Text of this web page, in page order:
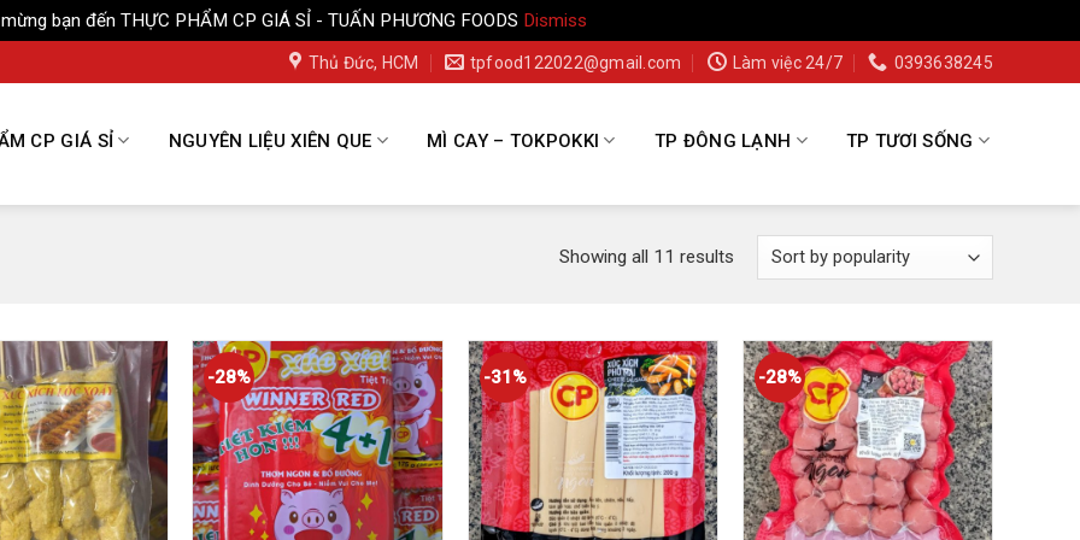
bạn đến THỰC PHẨM CP GIÁ SỈ - TUẤN PHƯƠNG FOODS Dismiss
Thủ Đức, HCM tpfood122022@gmail.com Làm việc 24/7 0393638245
CP GIÁ SỈ NGUYÊN LIỆU XIÊN QUE MÌ CAY – TOKPOKKI TP ĐÔNG LẠNH TP TƯƠI SỐNG
Showing all 11 results
-28% -31% -28%